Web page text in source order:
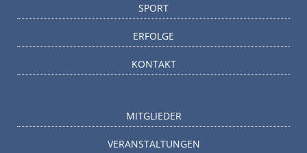
SPORT
ERFOLGE
KONTAKT
MITGLIEDER
VERANSTALTUNGEN